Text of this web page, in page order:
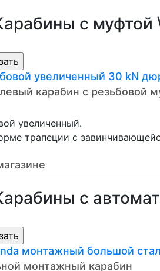
с муфтой
увеличенный 30 kN
карабин с резьбовой
увеличенный.
трапеции с
с
монтажный большой
монтажный карабин